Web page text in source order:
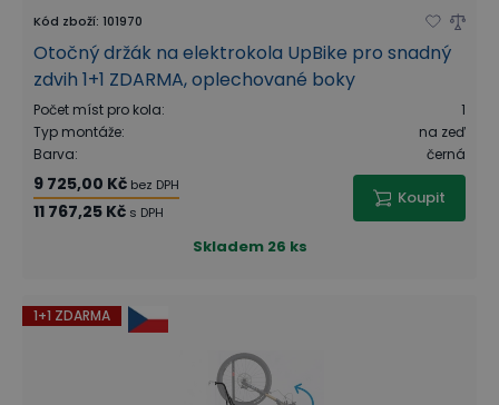
Kód zboží: 101970
Otočný držák na elektrokola UpBike pro snadný
zdvih 1+1 ZDARMA, oplechované boky
Počet míst pro kola:
1
Typ montáže:
na zeď
Barva: černá
9 725,00 Kč bez DPH
11 767,25 Kč s DPH
Koupit
Skladem 26 ks
1+1 ZDARMA